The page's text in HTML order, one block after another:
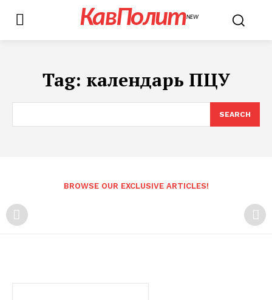
КавПолитNEW
Tag: календарь ПЦУ
SEARCH
BROWSE OUR EXCLUSIVE ARTICLES!